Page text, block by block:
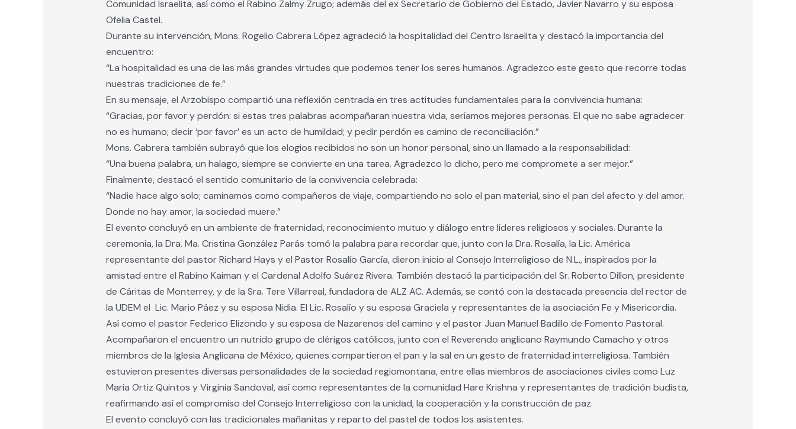
Comunidad Israelita, así como el Rabino Zalmy Zrugo; además del ex Secretario de Gobierno del Estado, Javier Navarro y su esposa
Ofelia Castel.
Durante su intervención, Mons. Rogelio Cabrera López agradeció la hospitalidad del Centro Israelita y destacó la importancia del
encuentro:
“La hospitalidad es una de las más grandes virtudes que podemos tener los seres humanos. Agradezco este gesto que recorre todas
nuestras tradiciones de fe.”
En su mensaje, el Arzobispo compartió una reflexión centrada en tres actitudes fundamentales para la convivencia humana:
“Gracias, por favor y perdón: si estas tres palabras acompañaran nuestra vida, seríamos mejores personas. El que no sabe agradecer
no es humano; decir ‘por favor’ es un acto de humildad; y pedir perdón es camino de reconciliación.”
Mons. Cabrera también subrayó que los elogios recibidos no son un honor personal, sino un llamado a la responsabilidad:
“Una buena palabra, un halago, siempre se convierte en una tarea. Agradezco lo dicho, pero me compromete a ser mejor.”
Finalmente, destacó el sentido comunitario de la convivencia celebrada:
“Nadie hace algo solo; caminamos como compañeros de viaje, compartiendo no solo el pan material, sino el pan del afecto y del amor.
Donde no hay amor, la sociedad muere.”
El evento concluyó en un ambiente de fraternidad, reconocimiento mutuo y diálogo entre líderes religiosos y sociales. Durante la
ceremonia, la Dra. Ma. Cristina González Parás tomó la palabra para recordar que, junto con la Dra. Rosalía, la Lic. América
representante del pastor Richard Hays y el Pastor Rosalío García, dieron inicio al Consejo Interreligioso de N.L., inspirados por la
amistad entre el Rabino Kaiman y el Cardenal Adolfo Suárez Rivera. También destacó la participación del Sr. Roberto Dillon, presidente
de Cáritas de Monterrey, y de la Sra. Tere Villarreal, fundadora de ALZ AC. Además, se contó con la destacada presencia del rector de
la UDEM el Lic. Mario Páez y su esposa Nidia. El Lic. Rosalío y su esposa Graciela y representantes de la asociación Fe y Misericordia.
Así como el pastor Federico Elizondo y su esposa de Nazarenos del camino y el pastor Juan Manuel Badillo de Fomento Pastoral.
Acompañaron el encuentro un nutrido grupo de clérigos católicos, junto con el Reverendo anglicano Raymundo Camacho y otros
miembros de la Iglesia Anglicana de México, quienes compartieron el pan y la sal en un gesto de fraternidad interreligiosa. También
estuvieron presentes diversas personalidades de la sociedad regiomontana, entre ellas miembros de asociaciones civiles como Luz
María Ortiz Quintos y Virginia Sandoval, así como representantes de la comunidad Hare Krishna y representantes de tradición budista,
reafirmando así el compromiso del Consejo Interreligioso con la unidad, la cooperación y la construcción de paz.
El evento concluyó con las tradicionales mañanitas y reparto del pastel de todos los asistentes.